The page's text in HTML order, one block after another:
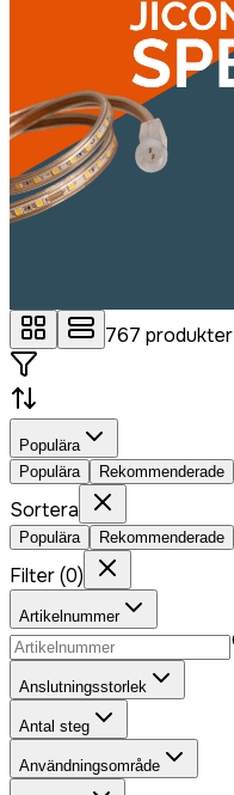
767 produkter
Populära
Populära
Rekommenderade
Sortera
Populära Rekommenderade
Filter(0)
Artikelnummer
Anslutningsstorlek
Antal steg
Användningsområde